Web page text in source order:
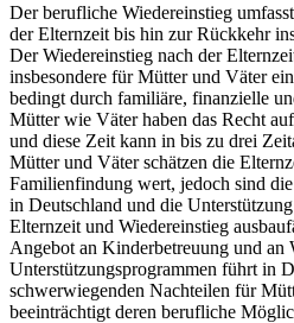
Der berufliche Wiedereinstieg
der Elternzeit bis hin zur Rückkehr
Der Wiedereinstieg nach der
insbesondere für Mütter und Väter
bedingt durch familiäre, finanzielle
Mütter wie Väter haben das Recht
und diese Zeit kann in bis zu drei
Mütter und Väter schätzen die
Familienfindung wert, jedoch sind
in Deutschland und die
Elternzeit und Wiedereinstieg
Angebot an Kinderbetreuung und an
Unterstützungsprogrammen führt in
schwerwiegenden Nachteilen für
beeinträchtigt deren berufliche